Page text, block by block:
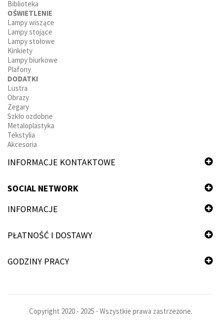
Biblioteka
OŚWIETLENIE
Lampy wiszące
Lampy stojące
Lampy stołowe
Kinkiety
Lampy biurkowe
Plafony
DODATKI
Lustra
Obrazy
Zegary
Szkło ozdobne
Metaloplastyka
Tekstylia
Akcesoria
INFORMACJE KONTAKTOWE
SOCIAL NETWORK
INFORMACJE
PŁATNOŚĆ I DOSTAWY
GODZINY PRACY
Copyright 2020 - 2025 - Wszystkie prawa zastrzeżone.